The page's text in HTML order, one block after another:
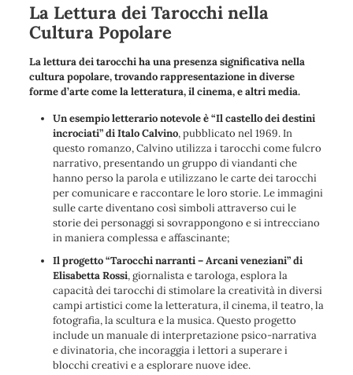
La Lettura dei Tarocchi nella
Cultura Popolare
La lettura dei tarocchi ha una presenza significativa nella
cultura popolare, trovando rappresentazione in diverse
forme d’arte come la letteratura, il cinema, e altri media.
Un esempio letterario notevole è “Il castello dei destini
incrociati” di Italo Calvino, pubblicato nel 1969. In
questo romanzo, Calvino utilizza i tarocchi come fulcro
narrativo, presentando un gruppo di viandanti che
hanno perso la parola e utilizzano le carte dei tarocchi
per comunicare e raccontare le loro storie. Le immagini
sulle carte diventano così simboli attraverso cui le
storie dei personaggi si sovrappongono e si intrecciano
in maniera complessa e affascinante;
Il progetto “Tarocchi narranti – Arcani veneziani” di
Elisabetta Rossi, giornalista e tarologa, esplora la
capacità dei tarocchi di stimolare la creatività in diversi
campi artistici come la letteratura, il cinema, il teatro, la
fotografia, la scultura e la musica. Questo progetto
include un manuale di interpretazione psico-narrativa
e divinatoria, che incoraggia i lettori a superare i
blocchi creativi e a esplorare nuove idee.